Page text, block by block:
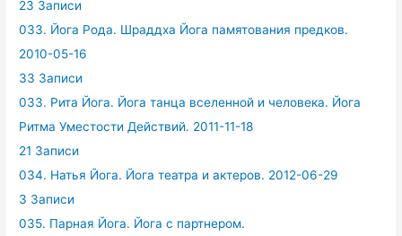
23 Записи
033. Йога Рода. Шраддха Йога памятования предков.
2010-05-16
33 Записи
033. Рита Йога. Йога танца вселенной и человека. Йога
Ритма Уместости Действий. 2011-11-18
21 Записи
034. Натья Йога. Йога театра и актеров. 2012-06-29
3 Записи
035. Парная Йога. Йога с партнером.